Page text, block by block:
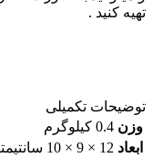
تهیه کنید .
توضیحات تکمیلی
وزن 0.4 کیلوگرم
ابعاد 12 × 9 × 10 سانتیمتر